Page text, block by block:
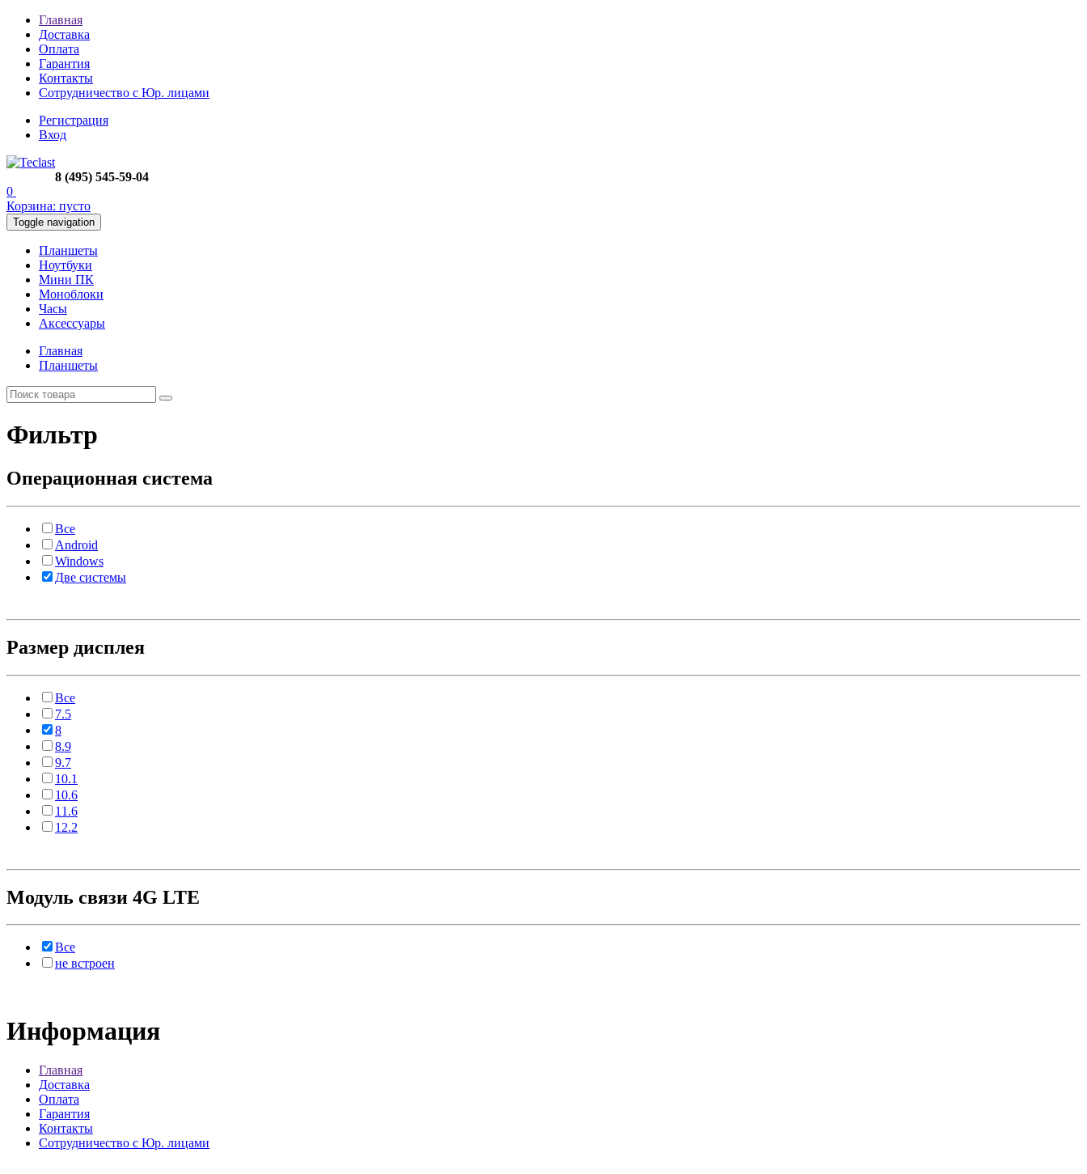
Главная
Доставка
Оплата
Гарантия
Контакты
Сотрудничество с Юр. лицами
Регистрация
Вход
8 (495) 545-59-04
0
Корзина: пусто
Toggle navigation
Планшеты
Ноутбуки
Мини ПК
Моноблоки
Часы
Аксессуары
Главная
Планшеты
Фильтр
Операционная система
Все
Android
Windows
Две системы
Размер дисплея
Все
7.5
8
8.9
9.7
10.1
10.6
11.6
12.2
Модуль связи 4G LTE
Все
не встроен
Информация
Главная
Доставка
Оплата
Гарантия
Контакты
Сотрудничество с Юр. лицами